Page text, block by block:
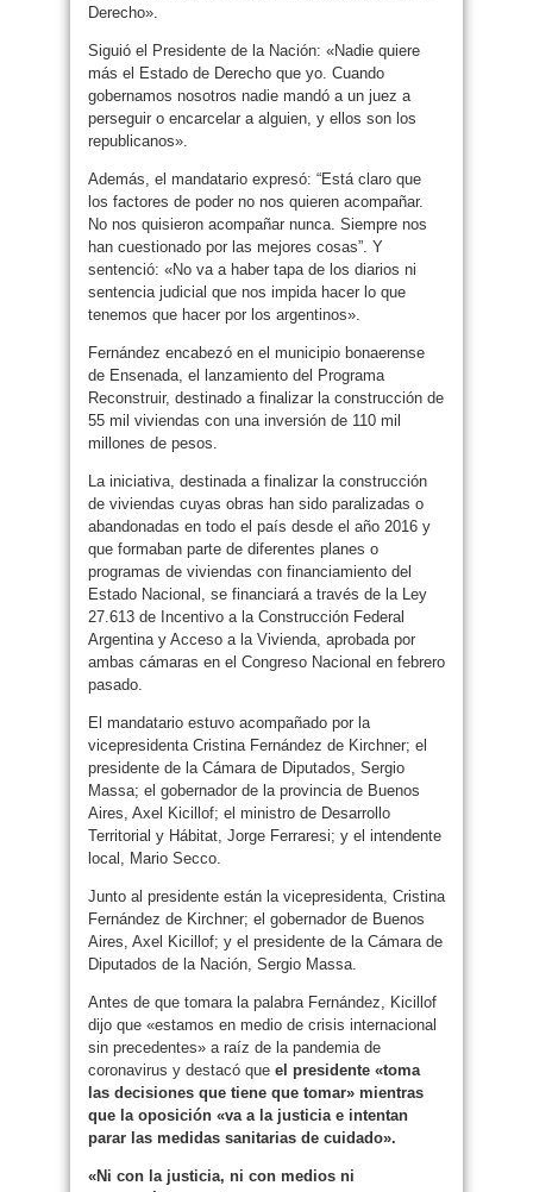
Derecho».
Siguió el Presidente de la Nación: «Nadie quiere
más el Estado de Derecho que yo. Cuando
gobernamos nosotros nadie mandó a un juez a
perseguir o encarcelar a alguien, y ellos son los
republicanos».
Además, el mandatario expresó: “Está claro que
los factores de poder no nos quieren acompañar.
No nos quisieron acompañar nunca. Siempre nos
han cuestionado por las mejores cosas”. Y
sentenció: «No va a haber tapa de los diarios ni
sentencia judicial que nos impida hacer lo que
tenemos que hacer por los argentinos».
Fernández encabezó en el municipio bonaerense
de Ensenada, el lanzamiento del Programa
Reconstruir, destinado a finalizar la construcción de
55 mil viviendas con una inversión de 110 mil
millones de pesos.
La iniciativa, destinada a finalizar la construcción
de viviendas cuyas obras han sido paralizadas o
abandonadas en todo el país desde el año 2016 y
que formaban parte de diferentes planes o
programas de viviendas con financiamiento del
Estado Nacional, se financiará a través de la Ley
27.613 de Incentivo a la Construcción Federal
Argentina y Acceso a la Vivienda, aprobada por
ambas cámaras en el Congreso Nacional en febrero
pasado.
El mandatario estuvo acompañado por la
vicepresidenta Cristina Fernández de Kirchner; el
presidente de la Cámara de Diputados, Sergio
Massa; el gobernador de la provincia de Buenos
Aires, Axel Kicillof; el ministro de Desarrollo
Territorial y Hábitat, Jorge Ferraresi; y el intendente
local, Mario Secco.
Junto al presidente están la vicepresidenta, Cristina
Fernández de Kirchner; el gobernador de Buenos
Aires, Axel Kicillof; y el presidente de la Cámara de
Diputados de la Nación, Sergio Massa.
Antes de que tomara la palabra Fernández, Kicillof
dijo que «estamos en medio de crisis internacional
sin precedentes» a raíz de la pandemia de
coronavirus y destacó que el presidente «toma
las decisiones que tiene que tomar» mientras
que la oposición «va a la justicia e intentan
parar las medidas sanitarias de cuidado».
«Ni con la justicia, ni con medios ni